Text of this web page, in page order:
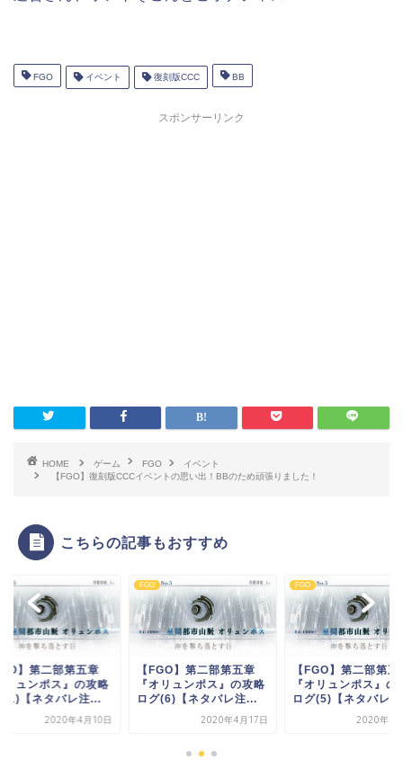
FGO イベント 復刻版CCC BB
スポンサーリンク
HOME ゲーム FGO
イベント
【FGO】復刻版CCCイベントの思い出！BBのため頑張りました！
こちらの記事もおすすめ
】第二部第五章
リュンポス』の攻略
(6)【ネタバレ注...
2020年4月17日
FGO
【FGO】第二部第五章
『オリュンポス』の攻略
ログ(5)【ネタバレ注...
2020年4月14日
FGO
【FGO】第二部第五
『オリュンポス』の
ログ(1)【ネタバレ
2020年4